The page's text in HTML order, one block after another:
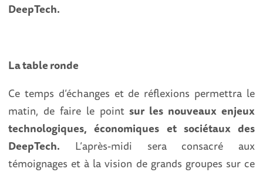
DeepTech.
La table ronde
Ce temps d’échanges et de réflexions permettra le
matin, de faire le pointsur les nouveaux enjeux
technologiques, économiques et sociétaux des
DeepTech. L’après-midi sera consacré aux
témoignages et à la vision de grands groupes sur ce